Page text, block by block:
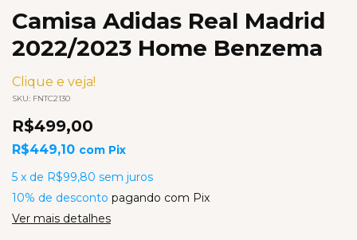
Camisa Adidas Real Madrid
2022/2023 Home Benzema
Clique e veja!
SKU: FNTC2130
R$499,00
R$449,10 com Pix
5 x de R$99,80 sem juros
10% de desconto pagando com Pix
Ver mais detalhes